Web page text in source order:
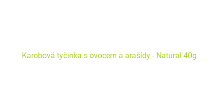
Karobová tyčinka s ovocem a arašídy - Natural 40g